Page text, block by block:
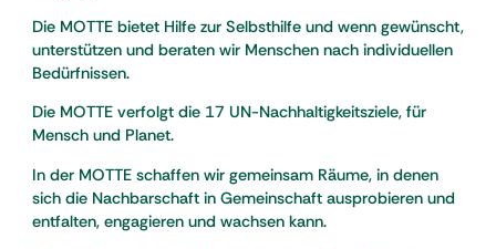
Die MOTTE bietet Hilfe zur Selbsthilfe und wenn gewünscht,
unterstützen und beraten wir Menschen nach individuellen
Bedürfnissen.
Die MOTTE verfolgt die 17 UN-Nachhaltigkeitsziele, für
Mensch und Planet.
In der MOTTE schaffen wir gemeinsam Räume, in denen
sich die Nachbarschaft in Gemeinschaft ausprobieren und
entfalten, engagieren und wachsen kann.